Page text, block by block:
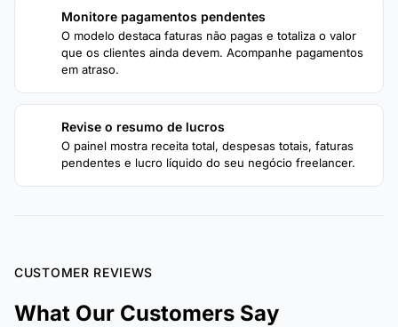
Monitore pagamentos pendentes
O modelo destaca faturas não pagas e totaliza o valor
que os clientes ainda devem. Acompanhe pagamentos
em atraso.
Revise o resumo de lucros
O painel mostra receita total, despesas totais, faturas
pendentes e lucro líquido do seu negócio freelancer.
CUSTOMER REVIEWS
What Our Customers Say